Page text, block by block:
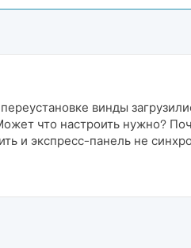
винды
что настроить нужно?
и экспресс-панель не